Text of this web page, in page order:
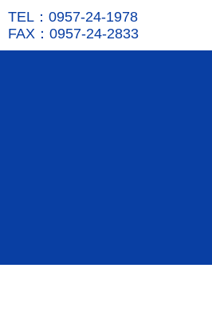
TEL：0957-24-1978
FAX：0957-24-2833